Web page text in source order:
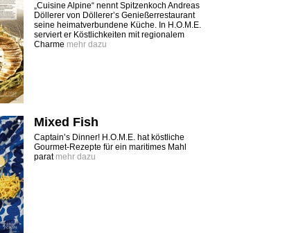
„Cuisine Alpine“ nennt Spitzenkoch Andreas
Döllerer von Döllerer’s Genießerrestaurant
seine heimatverbundene Küche. In H.O.M.E.
serviert er Köstlichkeiten mit regionalem
Charme mehr dazu
Mixed Fish
Captain’s Dinner! H.O.M.E. hat köstliche
Gourmet-Rezepte für ein maritimes Mahl
parat mehr dazu